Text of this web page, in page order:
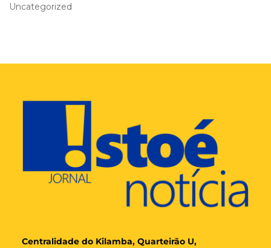
Uncategorized
Centralidade do Kilamba, Quarteirão U,